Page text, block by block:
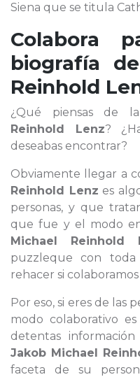
Siena que se titula
Colabora
biografía
Reinhold
¿Qué piensas de
Reinhold Lenz?
deseabas encontrar?
Obviamente llegar a
Reinhold Lenz es
personas, y que
que fue y el modo
Michael Reinhold
puzzleque con toda
rehacer si
Por eso, si eres de las
modo colaborativo
detentas
Jakob Michael
faceta de su